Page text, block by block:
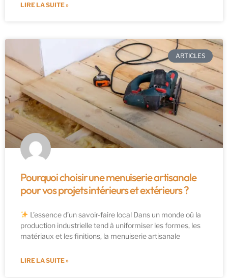
LIRE LA SUITE »
ARTICLES
Pourquoi choisir une menuiserie artisanale
pour vos projets intérieurs et extérieurs ?
L’essence d’un savoir-faire local Dans un monde où la
production industrielle tend à uniformiser les formes, les
matériaux et les finitions, la menuiserie artisanale
LIRE LA SUITE »